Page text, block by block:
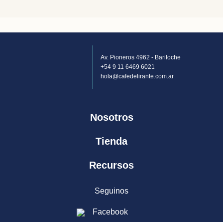
Av. Pioneros 4962 - Bariloche
+54 9 11 6469 6021
hola@cafedelirante.com.ar
Nosotros
Tienda
Recursos
Seguinos
Facebook